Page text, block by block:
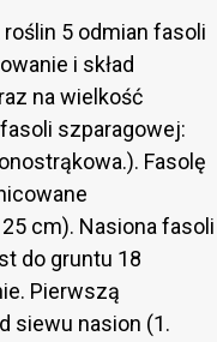
5 odmian fasoli
i skład
na wielkość
szparagowej:
Fasolę
cm). Nasiona fasoli
do gruntu 18
Pierwszą
siewu nasion (1.